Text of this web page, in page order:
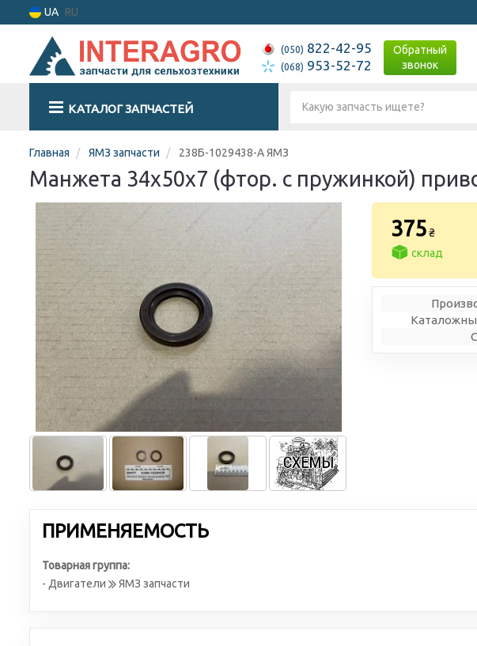
UA RU
(050) 822-42-95
(068) 953-52-72
Обратный
звонок
КАТАЛОГ ЗАПЧАСТЕЙ
Главная ЯМЗ запчасти 238Б-1029438-А ЯМЗ
Манжета 34х50х7 (фтор. с пружинкой)
375 ₴
склад
ПРИМЕНЯЕМОСТЬ
Товарная группа:
- Двигатели
ЯМЗ запчасти